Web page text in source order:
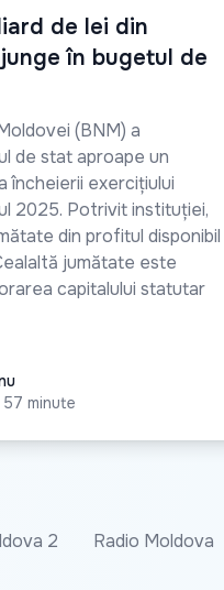
de lei din
în bugetul de
(BNM) a
de stat aproape un
încheierii exercițiului
2025. Potrivit instituției,
din profitul disponibil
jumătate este
capitalului statutar
minute
2 Radio Moldova